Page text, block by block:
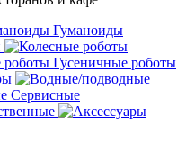
Гуманоиды
Гусеничные роботы
Сервисные